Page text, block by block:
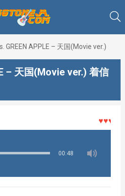
GREEN APPLE – 天国(Movie ver.)
– 天国(Movie ver.) 着信
♥♥♥着メ
00:48